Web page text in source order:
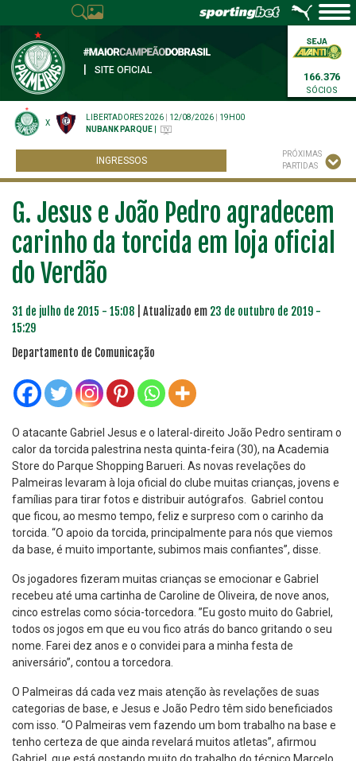
SITE OFICIAL
166.376
SÓCIOS
X
LIBERTADORES 2026 12/08/2026
19H00
NUBANK PARQUE
INGRESSOS
PRÓXIMAS
PARTIDAS
G. Jesus e João Pedro agradecem
carinho da torcida em loja oficial
do Verdão
31 de julho de 2015 - 15:08 | Atualizado em 23 de outubro de 2019 -
15:29
Departamento de Comunicação
O atacante Gabriel Jesus e o lateral-direito João Pedro sentiram o
calor da torcida palestrina nesta quinta-feira (30), na Academia
Store do Parque Shopping Barueri. As novas revelações do
Palmeiras levaram à loja oficial do clube muitas crianças, jovens e
famílias para tirar fotos e distribuir autógrafos. Gabriel contou
que ficou, ao mesmo tempo, feliz e surpreso com o carinho da
torcida. “O apoio da torcida, principalmente para nós que viemos
da base, é muito importante, subimos mais confiantes”, disse.
Os jogadores fizeram muitas crianças se emocionar e Gabriel
recebeu até uma cartinha de Caroline de Oliveira, de nove anos,
cinco estrelas como sócia-torcedora. ”Eu gosto muito do Gabriel,
todos os jogos em que eu vou fico atrás do banco gritando o seu
nome. Farei dez anos e o convidei para a minha festa de
aniversário”, contou a torcedora.
O Palmeiras dá cada vez mais atenção às revelações de suas
categorias de base, e Jesus e João Pedro têm sido beneficiados
com isso. “O Palmeiras vem fazendo um bom trabalho na base e
tenho certeza de que ainda revelará muitos atletas”, afirmou